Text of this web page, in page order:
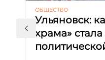
ОБЩЕСТВО
Ульяновск:
храма»